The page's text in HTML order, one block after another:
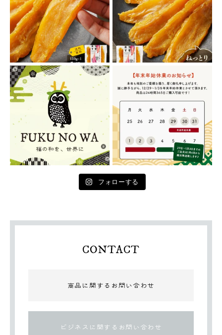
フォローする
CONTACT
商品に関するお問い合わせ
ビジネスに関するお問い合わせ